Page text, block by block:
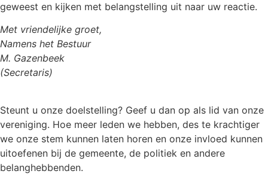
geweest en kijken met belangstelling uit naar uw reactie.
Met vriendelijke groet,
Namens het Bestuur
M. Gazenbeek
(Secretaris)
Steunt u onze doelstelling? Geef u dan op als lid van onze
vereniging. Hoe meer leden we hebben, des te krachtiger
we onze stem kunnen laten horen en onze invloed kunnen
uitoefenen bij de gemeente, de politiek en andere
belanghebbenden.